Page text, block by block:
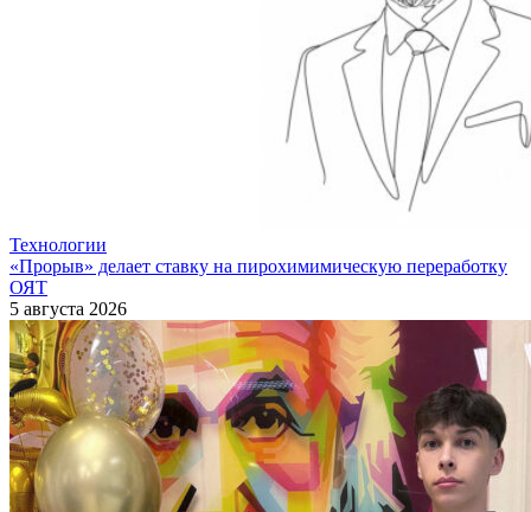
Технологии
«Прорыв» делает ставку на пирохимимическую переработку
ОЯТ
5 августа 2026